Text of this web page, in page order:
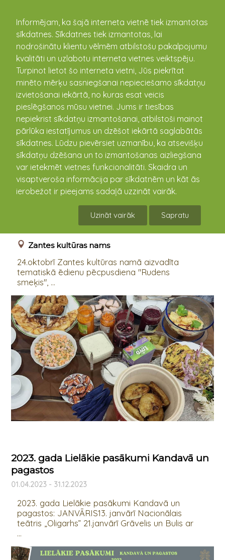
Informējam, ka šajā interneta vietnē tiek izmantotas
sīkdatnes. Sīkdatnes tiek izmantotas, lai
nodrošinātu klientu vēlmēm atbilstošu pakalpojumu
kvalitāti un uzlabotu interneta vietnes veiktspēju.
Turpinot lietot šo interneta vietni, Jūs piekrītat
minēto mērķu sasniegšanai nepieciešamo sīkdatņu
izvietošanai iekārtā, no kuras esat veicis
pieslēgšanos mūsu vietnei. Jums ir tiesības
nepiekrist sīkdatņu izmantošanai, atbilstoši mainot
pārlūka iestatījumus un dzēšot iekārtā saglabātās
sīkdatnes. Lūdzu pievērsiet uzmanību, ka atsevišķu
sīkdatņu dzēšana un to izmantošanas aizliegšana
var ietekmēt vietnes funkcionalitāti. Skaidra un
visaptveroša informācija par sīkdatnēm un kāt ās
ierobežot ir pieejams sadaļā uzzināt vairāk.
Uzināt vairāk Sapratu
kandava.lv
PASĀKUMU
KALENDĀRS
Tematiskā ēdienu pēcpusdiena "Rudens
Zantes kultūras nams
24.oktobrī Zantes kultūras namā aizvadīta
tematiskā ēdienu pēcpusdiena "Rudens
smeķis", ...
2023. gada Lielākie pasākumi Kandavā un
pagastos
01.04.2023 - 31.12.2023
2023. gada Lielākie pasākumi Kandavā un
pagastos: JANVĀRIS13. janvārī Nacionālais
teātris „Oligarhs” 21.janvārī Grāvelis un Bulis ar
...